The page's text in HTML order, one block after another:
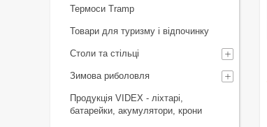
Термоси Tramp
Товари для туризму і відпочинку
Столи та стільці
Зимова риболовля
Продукція VIDEX - ліхтарі,
батарейки, акумулятори, крони